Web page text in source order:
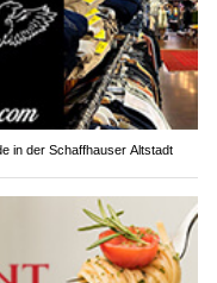
in der Schaffhauser Altstadt